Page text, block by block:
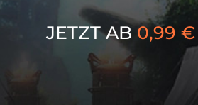
JETZT AB 0,99 €